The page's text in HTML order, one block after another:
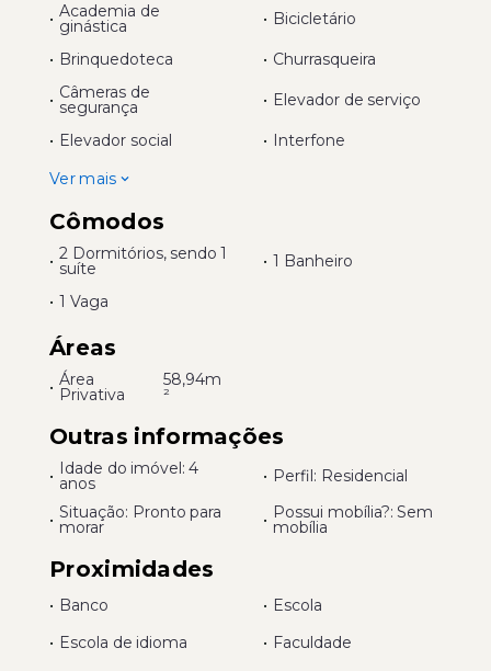
• Academia de
ginástica • Bicicletário
• Brinquedoteca • Churrasqueira
• Câmeras de
segurança • Elevador de serviço
• Elevador social • Interfone
Ver mais
Cômodos
• 2 Dormitórios, sendo 1
suíte • 1 Banheiro
• 1 Vaga
Áreas
• Área
Privativa
58,94m
²
Outras informações
• Idade do imóvel: 4
anos • Perfil: Residencial
• Situação: Pronto para
morar • Possui mobília?: Sem
mobília
Proximidades
• Banco • Escola
• Escola de idioma • Faculdade